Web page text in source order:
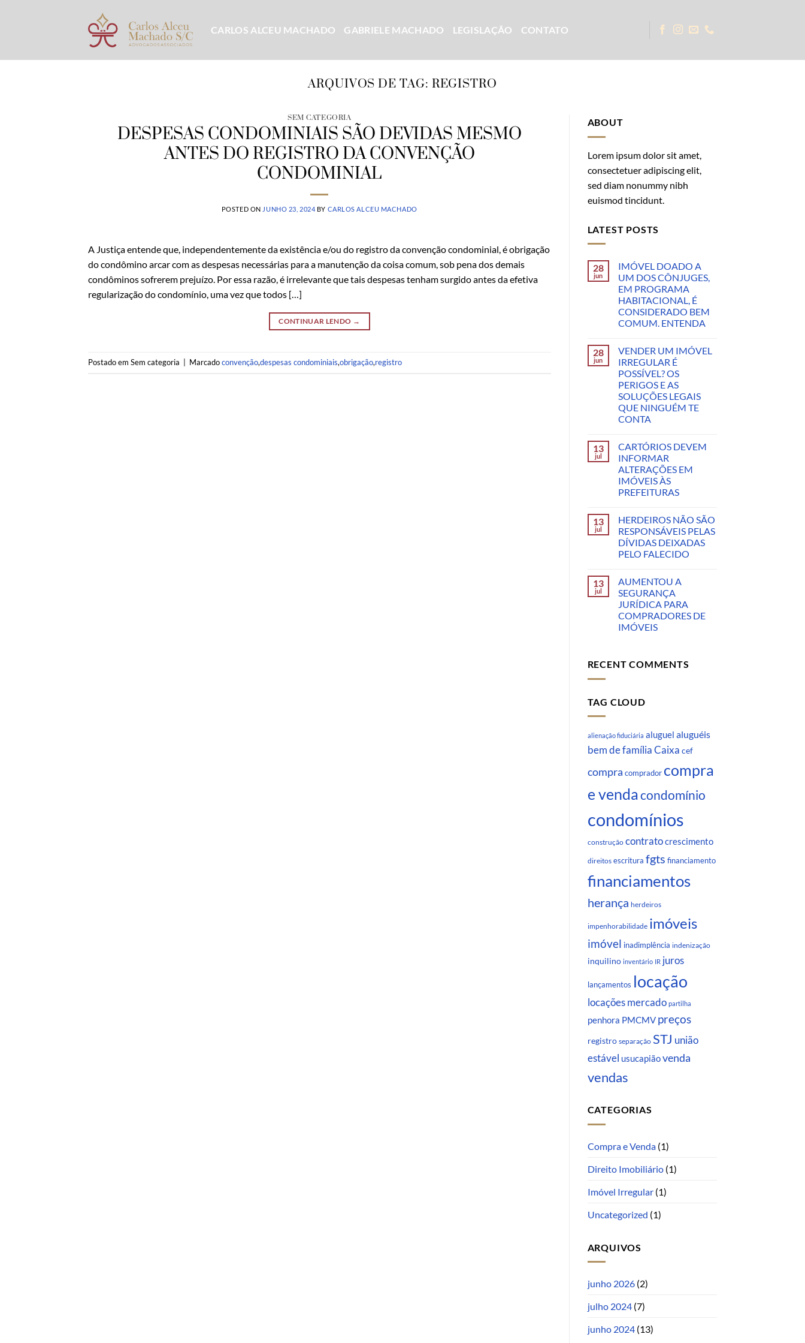
CARLOS ALCEU MACHADO GABRIELE MACHADO LEGISLAÇÃO CONTATO
ARQUIVOS DE TAG: REGISTRO
SEM CATEGORIA
DESPESAS CONDOMINIAIS SÃO DEVIDAS MESMO
ANTES DO REGISTRO DA CONVENÇÃO
CONDOMINIAL
POSTED ON JUNHO 23, 2024 BY CARLOS ALCEU MACHADO
A Justiça entende que, independentemente da existência e/ou do registro da convenção condominial, é obrigação
do condômino arcar com as despesas necessárias para a manutenção da coisa comum, sob pena dos demais
condôminos sofrerem prejuízo. Por essa razão, é irrelevante que tais despesas tenham surgido antes da efetiva
regularização do condomínio, uma vez que todos […]
CONTINUAR LENDO →
Postado em Sem categoria Marcadoconvenção,despesas condominiais,obrigação,registro
ABOUT
Lorem ipsum dolor sit amet,
consectetuer adipiscing elit,
sed diam nonummy nibh
euismod tincidunt.
LATEST POSTS
28
jun
IMÓVEL DOADO A
UM DOS CÔNJUGES,
EM PROGRAMA
HABITACIONAL, É
CONSIDERADO BEM
COMUM. ENTENDA
28
jun
VENDER UM IMÓVEL
IRREGULAR É
POSSÍVEL? OS
PERIGOS E AS
SOLUÇÕES LEGAIS
QUE NINGUÉM TE
CONTA
13
jul
CARTÓRIOS DEVEM
INFORMAR
ALTERAÇÕES EM
IMÓVEIS ÀS
PREFEITURAS
13
jul
HERDEIROS NÃO SÃO
RESPONSÁVEIS PELAS
DÍVIDAS DEIXADAS
PELO FALECIDO
13
jul
AUMENTOU A
SEGURANÇA
JURÍDICA PARA
COMPRADORES DE
IMÓVEIS
RECENT COMMENTS
TAG CLOUD
alienação fiduciária aluguel aluguéis
bem de família Caixa cef
compra comprador compra
e vendacondomínio
condomínios
construção contratocrescimento
direitos escritura fgts financiamento
financiamentos
herança herdeiros
impenhorabilidade imóveis
imóvel inadimplência indenização
inquilino inventário IR juros
lançamentos locação
locações mercado partilha
penhora PMCMV preços
registro separação STJ união
estável usucapiãovenda
vendas
CATEGORIAS
Compra e Venda(1)
Direito Imobiliário(1)
Imóvel Irregular(1)
Uncategorized (1)
ARQUIVOS
junho 2026(2)
julho 2024(7)
junho 2024(13)